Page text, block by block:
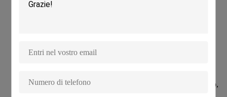
· Sistema di controllo intelligente di traffico
· Rete della scuola
· Monitoraggio industriale (elettricità, chimica, acciaio, olio,